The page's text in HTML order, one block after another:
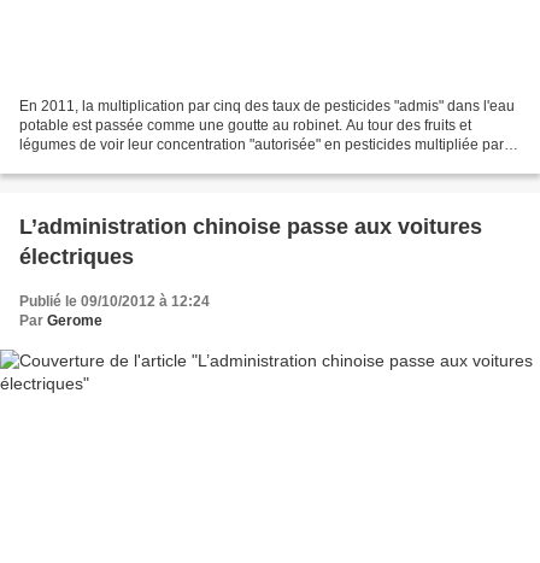
En 2011, la multiplication par cinq des taux de pesticides "admis" dans l'eau
potable est passée comme une goutte au robinet. Au tour des fruits et
légumes de voir leur concentration "autorisée" en pesticides multipliée par
L’administration chinoise passe aux voitures
électriques
Publié le 09/10/2012 à 12:24
Par Gerome